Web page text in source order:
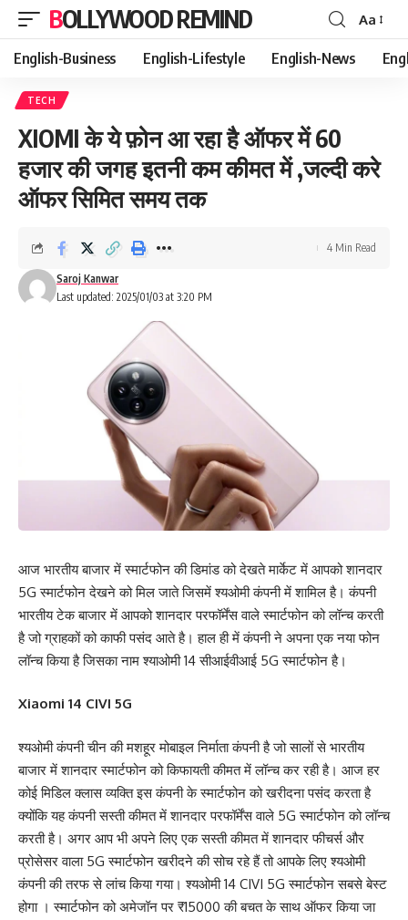
BOLLYWOOD REMIND
Font
Resizer
Aa
English-Business English-Lifestyle English-News
TECH
XIOMI के ये फ़ोन आ रहा है ऑफर में 60
हजार की जगह इतनी कम कीमत में ,जल्दी करे
ऑफर सिमित समय तक
Last updated: 2025/01/03 at 3:20 PM
Saroj Kanwar
4 Min Read
आज भारतीय बाजार में स्मार्टफोन की डिमांड को देखते मार्केट में आपको शानदार
5G स्मार्टफोन देखने को मिल जाते जिसमें श्यओमी कंपनी में शामिल है। कंपनी
भारतीय टेक बाजार में आपको शानदार परफॉर्मेंस वाले स्मार्टफोन को लॉन्च करती
है जो ग्राहकों को काफी पसंद आते है। हाल ही में कंपनी ने अपना एक नया फोन
लॉन्च किया है जिसका नाम श्याओमी 14 सीआईवीआई 5G स्मार्टफोन है।
Xiaomi 14 CIVI 5G
श्यओमी कंपनी चीन की मशहूर मोबाइल निर्माता कंपनी है जो सालों से भारतीय
बाजार में शानदार स्मार्टफोन को किफायती कीमत में लॉन्च कर रही है। आज हर
कोई मिडिल क्लास व्यक्ति इस कंपनी के स्मार्टफोन को खरीदना पसंद करता है
क्योंकि यह कंपनी सस्ती कीमत में शानदार परफॉर्मेंस वाले 5G स्मार्टफोन को लॉन्च
करती है। अगर आप भी अपने लिए एक सस्ती कीमत में शानदार फीचर्स और
प्रोसेसर वाला 5G स्मार्टफोन खरीदने की सोच रहे हैं तो आपके लिए श्यओमी
कंपनी की तरफ से लांच किया गया। श्यओमी 14 CIVI 5G स्मार्टफोन सबसे बेस्ट
होगा । स्मार्टफोन को अमेजॉन पर ₹15000 की बचत के साथ ऑफर किया जा